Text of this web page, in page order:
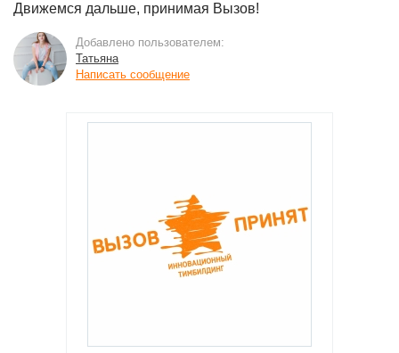
Движемся дальше, принимая Вызов!
Добавлено пользователем:
Татьяна
Написать сообщение